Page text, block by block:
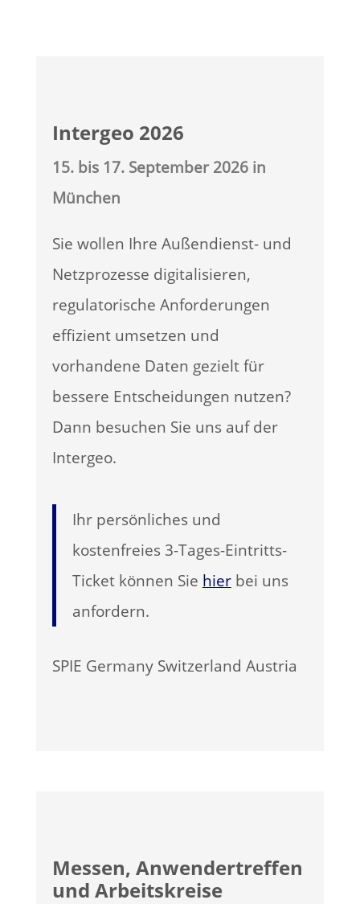
Intergeo 2026
15. bis 17. September 2026 in
München
Sie wollen Ihre Außendienst- und
Netzprozesse digitalisieren,
regulatorische Anforderungen
effizient umsetzen und
vorhandene Daten gezielt für
bessere Entscheidungen nutzen?
Dann besuchen Sie uns auf der
Intergeo.
Ihr persönliches und
kostenfreies 3-Tages-Eintritts-
Ticket können Sie hierbei uns
anfordern.
SPIE Germany Switzerland Austria
Messen, Anwendertreffen
und Arbeitskreise